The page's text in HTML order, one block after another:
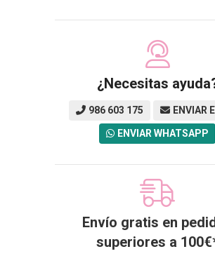
¿Necesitas
986 603 175 ENVIAR
ENVIAR WHATSAPP
Envío gratis en
superiores a 100€